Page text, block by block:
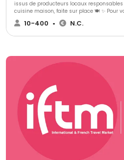
issus de producteurs locaux responsables
cuisine maison, faite sur place 🍽️ ✨ Pour votre événement, nous
proposons : 🍢 3 gammes de cocktails dînatoires 🍽️ 3 gammes de repas
assis ➕ Avec une possibilité d’options supplémentaires pour s’adapter au10-400 • N.C.